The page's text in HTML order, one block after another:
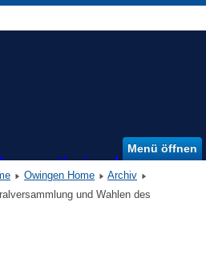
Menü öffnen
Owingen Home
Archiv
und Wahlen des